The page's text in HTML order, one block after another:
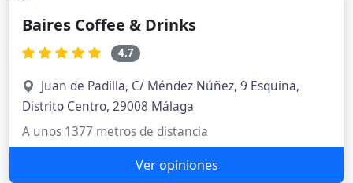
Baires Coffee & Drinks
4.7
Juan de Padilla, C/ Méndez Núñez, 9 Esquina,
Distrito Centro, 29008 Málaga
A unos 1377 metros de distancia
Ver opiniones